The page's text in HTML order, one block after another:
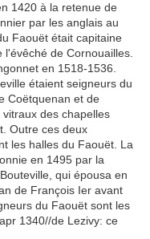
1420 à la retenue de
par les anglais au
Faouët était capitaine
de Cornouailles.
en 1518-1536.
étaient seigneurs du
Coëtquenan et de
des chapelles
Outre ces deux
les halles du Faouët. La
en 1495 par la
qui épousa en
de François Ier avant
du Faouët sont les
1340//de Lezivy: ce